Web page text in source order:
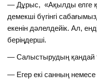
— Дұрыс, «Ақылды елге
демекші бүгінгі
екенін дәлелдейік. Ал,
беріңдерші.
— Салыстырудың қандай
— Егер екі санның